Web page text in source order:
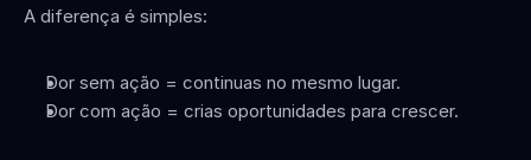
A diferença é simples:
Dor sem ação = continuas no mesmo lugar.
Dor com ação = crias oportunidades para crescer.